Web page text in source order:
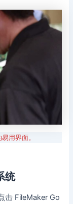
用界面。
统
击 FileMaker Go